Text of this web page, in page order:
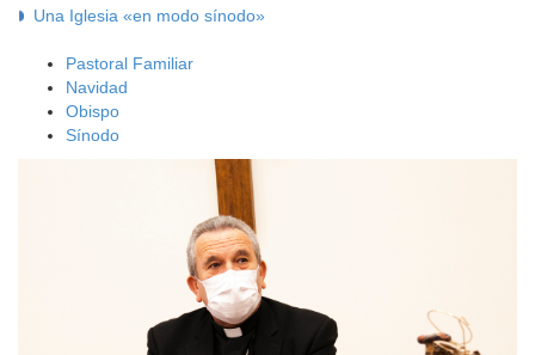
Una Iglesia «en modo sínodo»
Pastoral Familiar
Navidad
Obispo
Sínodo